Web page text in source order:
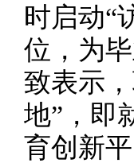
时启动“
位，为
致表示
地”，即
育创新